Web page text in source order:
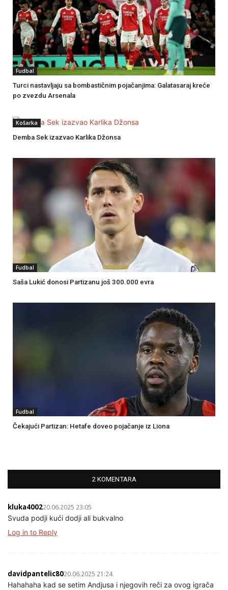
Fudbal
Turci nastavljaju sa bombastičnim pojačanjima: Galatasaraj kreće
po zvezdu Arsenala
Košarka
Demba Sek izazvao Karlika Džonsa
Fudbal
Saša Lukić donosi Partizanu još 300.000 evra
Fudbal
Čekajući Partizan: Hetafe doveo pojačanje iz Liona
2 KOMENTARA
kluka400220.06.2025 23:05
Svuda podji kući dodji ali bukvalno
Log in to Reply
davidpantelic8020.06.2025 21:24
Hahahaha kad se setim Andjusa i njegovih reči za ovog igrača